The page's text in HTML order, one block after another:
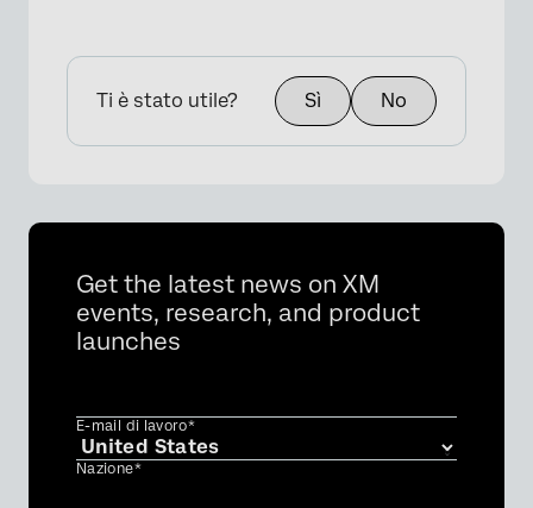
Ti è stato utile? Sì No
Get the latest news on XM
events, research, and product
launches
E-mail di lavoro*
Nazione*